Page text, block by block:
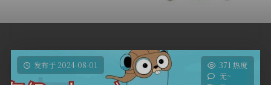
发布于 2024-08-01
371 热度
无~